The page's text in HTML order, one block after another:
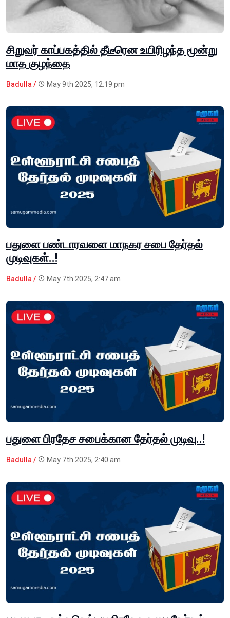
சிறுவர் காப்பகத்தில் தீடீரென உயிரிழந்த மூன்று
மாத குழந்தை
Badulla / May 9th 2025, 12:19 pm
பதுளை பண்டாரவளை மாநகர சபை தேர்தல்
முடிவுகள்..!
Badulla / May 7th 2025, 2:47 am
பதுளை பிரதேச சபைக்கான தேர்தல் முடிவு..!
Badulla / May 7th 2025, 2:40 am